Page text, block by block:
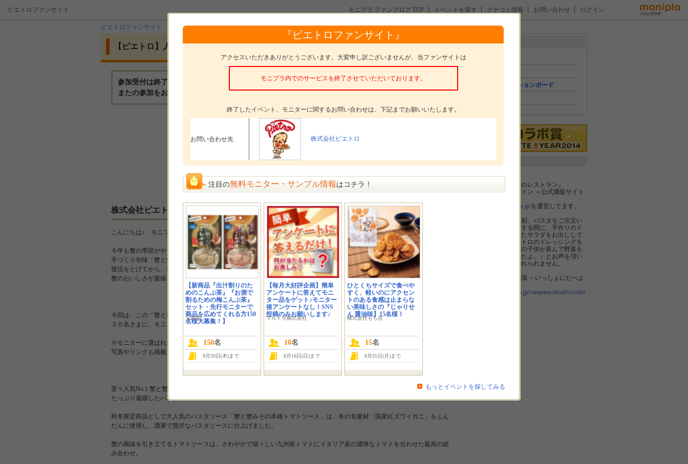
ピエトロファンサイト モニプラ ファンブログ TOP イベントを探す クチコミ情報 お問い合わせ ログイン
ピエトロファンサイト イベント 【ピエトロ】人気投票第1位♪紅ズワイガニたっぷり！蟹と蟹みその本格トマトソース
『ピエトロファンサイト』
アクセスいただきありがとうございます。大変申し訳ございませんが、当ファンサイトは
モニプラ内でのサービスを終了させていただいております。
終了したイベント、モニターに関するお問い合わせは、下記までお願いいたします。
お問い合わせ先 株式会社ピエトロ
注目の無料モニター・サンプル情報 はコチラ！
【新商品『出汁割りのた
めのこんぶ茶』『お酒で
割るための梅こんぶ茶』
セット・先行モニターで
商品を広めてくれる方150
名様大募集！】
玉露園
150名
8月20日(木)まで
【毎月大好評企画】簡単
アンケートに答えてモニ
ター品をゲット♪モニター
後アンケートなし！SNS
投稿のみお願いします♪
マルトモ株式会社
10名
8月16日(日)まで
ひとくちサイズで食べや
すく、軽いのにアクセン
トのある食感は止まらな
い美味しさの『じゃりせ
ん 醤油味】15名様！
株式会社もち吉
15名
8月31日(月)まで
もっとイベントを探してみる
【ピエトロ】人気投票第1位♪紅ズワイガニたっぷり！蟹と蟹みその本格トマトソース
参加受付は終了いたしました。
またの参加をお待ちしております。
モニタープレゼント 蟹と蟹みその本格トマトソース ２袋セット
モニター数
参加〆切 参加受付は終了いたしました
選考方法 選考 発表日： 11月7日(水)
株式会社ピエトロからのメッセージ
こんにちは♪ モニプラ担当のピエトロおじさんです。
今年も蟹の季節がやってきました！100%国産の紅ズワイガニたっぷり！
手づくり旬味「蟹と蟹みその本格トマトソース」は、お客さまの「もう一度食べたい」の声で
復活をとげてから、秋冬の名物パスタソースとなりました。
蟹のおいしさが凝縮された、濃厚で旨みたっぷりの贅沢な味わいです。
今回は、この「蟹と蟹みその本格トマトソース」を２袋セットで
３０名さまに、モニタープレゼント！
※モニターに選ばれた方は、商品の感想をブログでご紹介くださいますようお願いいたします。
写真やリンクも掲載していただけると嬉しいです♪
堂々人気No.1 蟹と蟹みその旨みを
たっぷり凝縮したパスタソース
秋冬限定商品として大人気のパスタソース「蟹と蟹みその本格トマトソース」は、冬の旬素材「国産紅ズワイガニ」をふん
だんに使用し、濃厚で贅沢なパスタソースに仕上げました。
蟹の風味を引き立てるトマトソースは、さわやかで瑞々しい九州産トマトにイタリア産の濃厚なトマトを合わせた最高の組
み合わせ。
メニュー
コミュニケーションボード
企業紹介
株式会社ピエトロ
『はじまりは一軒のレストラン』
【ピエトロオンライン ～公式通販サイト
http://online.pietro.co.jp/を運営してます。
ピエトロは創業当初、パスタをご注文い
ただいてお待たせする間に、手作りのド
レッシングをかけたサラダをお出しして
いました。「ピエトロのドレッシングを
かけると野菜嫌いの子供が喜んで野菜を
食べるようになったよ。」とお声を頂い
た感動は、今も忘れられません。
【ピエトロ食育広場 ～いっしょにたべよ
http://www.pietro.co.jp/company/about/csr/sho